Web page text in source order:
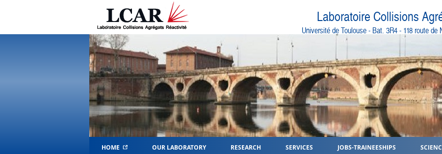
Laboratoire Collisions
Université de Toulouse - Bat. 3R4 - 118 route de
HOME OUR LABORATORY RESEARCH SERVICES JOBS-TRAINEESHIPS